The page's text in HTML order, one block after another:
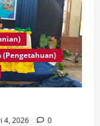
(Pengetahuan)
4, 2026 0